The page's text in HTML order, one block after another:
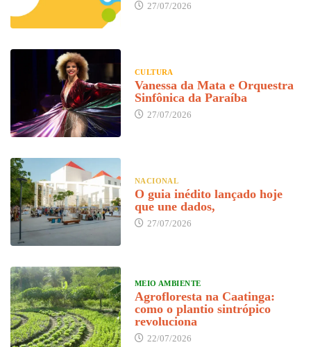
27/07/2026
CULTURA
Vanessa da Mata e Orquestra
Sinfônica da Paraíba
27/07/2026
NACIONAL
O guia inédito lançado hoje
que une dados,
27/07/2026
MEIO AMBIENTE
Agrofloresta na Caatinga:
como o plantio sintrópico
revoluciona
22/07/2026